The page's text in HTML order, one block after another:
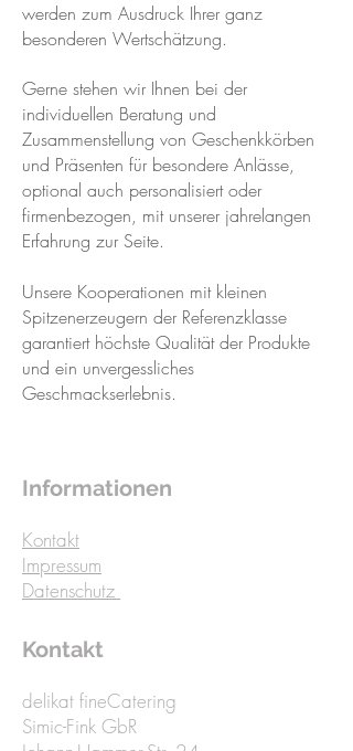
werden zum Ausdruck Ihrer ganz
besonderen Wertschätzung.
Gerne stehen wir Ihnen bei der
individuellen Beratung und
Zusammenstellung von Geschenkkörben
und Präsenten für besondere Anlässe,
optional auch personalisiert oder
firmenbezogen, mit unserer jahrelangen
Erfahrung zur Seite.
Unsere Kooperationen mit kleinen
Spitzenerzeugern der Referenzklasse
garantiert höchste Qualität der Produkte
und ein unvergessliches
Geschmackserlebnis.
Informationen
Kontakt
Impressum
Datenschutz
Kontakt
delikat fineCatering
Simic-Fink GbR